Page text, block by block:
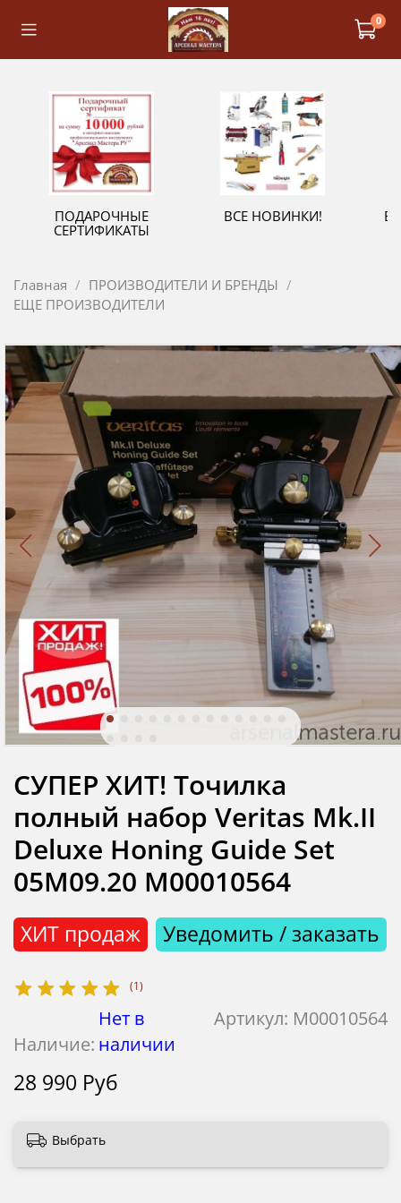
0
ПОДАРОЧНЫЕ
СЕРТИФИКАТЫ
ВСЕ НОВИНКИ!
Главная
ПРОИЗВОДИТЕЛИ И БРЕНДЫ
ЕЩЕ ПРОИЗВОДИТЕЛИ
(1)
Артикул: М00010564
Наличие:
Нет в
наличии
ХИТ продаж Уведомить / заказать
СУПЕР ХИТ! Точилка
полный набор Veritas Mk.II
Deluxe Honing Guide Set
05M09.20 М00010564
28 990 Руб
Выбрать